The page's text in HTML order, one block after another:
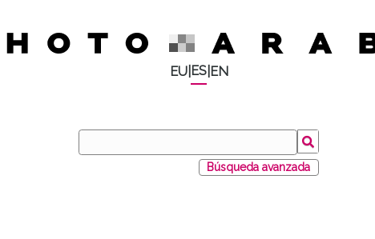
EU| ES| EN
Búsqueda avanzada